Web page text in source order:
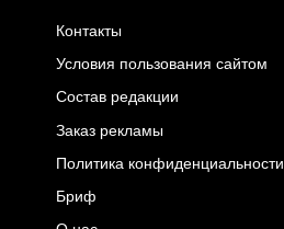
Контакты
Условия пользования сайтом
Состав редакции
Заказ рекламы
Политика конфиденциальности
Бриф